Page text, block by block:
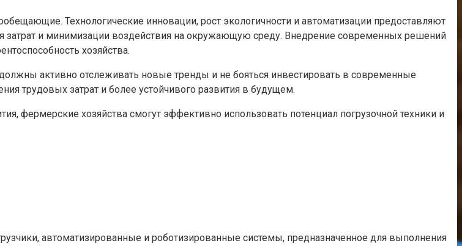
Технологические инновации, рост экологичности и автоматизации предоставляют
и минимизации воздействия на окружающую среду. Внедрение современных решений
хозяйства.
активно отслеживать новые тренды и не бояться инвестировать в современные
трудовых затрат и более устойчивого развития в будущем.
фермерские хозяйства смогут эффективно использовать потенциал погрузочной техники и
автоматизированные и роботизированные системы, предназначенное для выполнения